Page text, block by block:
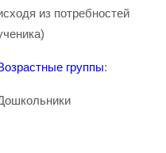
из потребностей
группы: